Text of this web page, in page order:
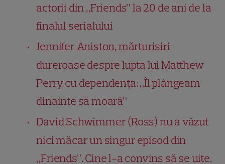
actorii din „Friends” la 20 de ani de la
finalul serialului
Jennifer Aniston, mărturisiri
dureroase despre lupta lui Matthew
Perry cu dependența: „Îl plângeam
dinainte să moară”
David Schwimmer (Ross) nu a văzut
nici măcar un singur episod din
„Friends”. Cine l-a convins să se uite,